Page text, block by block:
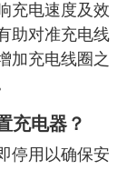
充电速度及效
助对准充电线
加充电线圈之
充电器？
停用以确保安